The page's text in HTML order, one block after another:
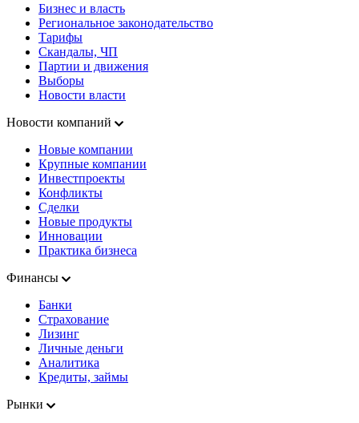
Бизнес и власть
Региональное законодательство
Тарифы
Скандалы, ЧП
Партии и движения
Выборы
Новости власти
Новости компаний
Новые компании
Крупные компании
Инвестпроекты
Конфликты
Сделки
Новые продукты
Инновации
Практика бизнеса
Финансы
Банки
Страхование
Лизинг
Личные деньги
Аналитика
Кредиты, займы
Рынки